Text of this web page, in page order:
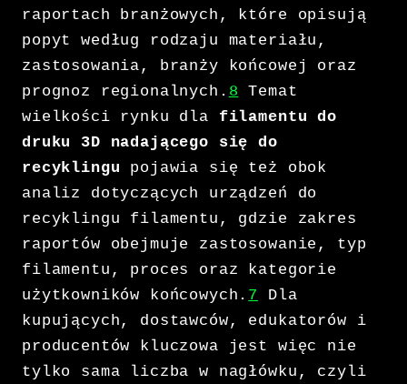
raportach branżowych, które opisują
popyt według rodzaju materiału,
zastosowania, branży końcowej oraz
prognoz regionalnych. 8 Temat
wielkości rynku dla filamentu do
druku 3D nadającego się do
recyklingu pojawia się też obok
analiz dotyczących urządzeń do
recyklingu filamentu, gdzie zakres
raportów obejmuje zastosowanie, typ
filamentu, proces oraz kategorie
użytkowników końcowych. 7
Dla
kupujących, dostawców, edukatorów i
producentów kluczowa jest więc nie
tylko sama liczba w nagłówku, czyli